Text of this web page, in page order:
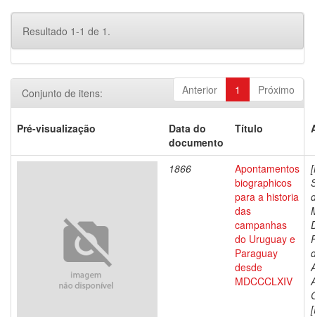
Resultado 1-1 de 1.
Anterior 1 Próximo
Conjunto de itens:
Pré-visualização
Data do
documento
Título
1866
Apontamentos
biographicos
para a historia
das
campanhas
do Uruguay e
Paraguay
desde
MDCCCLXIV